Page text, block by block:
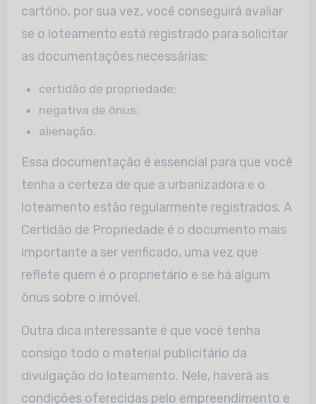
cartório, por sua vez, você conseguirá avaliar
se o loteamento está registrado para solicitar
as documentações necessárias:
certidão de propriedade;
negativa de ônus;
alienação.
Essa documentação é essencial para que você
tenha a certeza de que a urbanizadora e o
loteamento estão regularmente registrados. A
Certidão de Propriedade é o documento mais
importante a ser verificado, uma vez que
reflete quem é o proprietário e se há algum
ônus sobre o imóvel.
Outra dica interessante é que você tenha
consigo todo o material publicitário da
divulgação do loteamento. Nele, haverá as
condições oferecidas pelo empreendimento e